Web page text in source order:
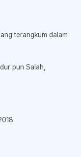
terangkum dalam
pun Salah,